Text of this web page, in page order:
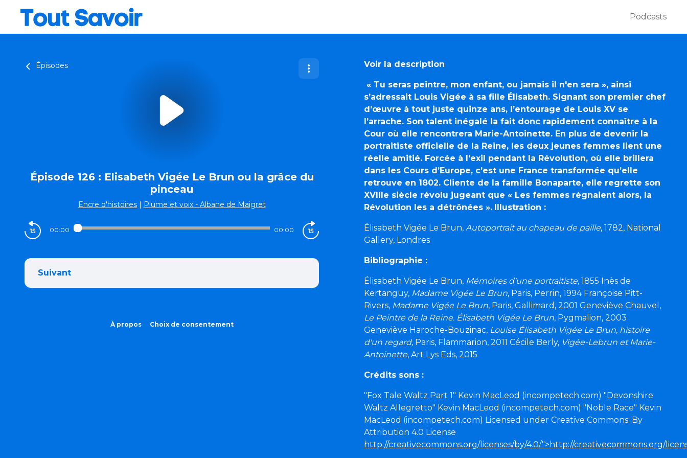
Podcasts
Épisodes
Épisode 126 : Elisabeth Vigée Le Brun ou la grâce du
pinceau
Encre d'histoires | Plume et voix - Albane de Maigret
00:00 00:00
Suivant
À propos Choix de consentement
Voir la description
« Tu seras peintre, mon enfant, ou jamais il n'en sera », ainsi
s’adressait Louis Vigée à sa fille Élisabeth. Signant son premier chef
d’œuvre à tout juste quinze ans, l’entourage de Louis XV se
l’arrache. Son talent inégalé la fait donc rapidement connaître à la
Cour où elle rencontrera Marie-Antoinette. En plus de devenir la
portraitiste officielle de la Reine, les deux jeunes femmes lient une
réelle amitié. Forcée à l’exil pendant la Révolution, où elle brillera
dans les Cours d’Europe, c’est une France transformée qu’elle
retrouve en 1802. Cliente de la famille Bonaparte, elle regrette son
XVIIIe siècle révolu jugeant que « Les femmes régnaient alors, la
Révolution les a détrônées ». Illustration :
Élisabeth Vigée Le Brun, Autoportrait au chapeau de paille, 1782, National
Gallery, Londres
Bibliographie :
Élisabeth Vigée Le Brun, Mémoires d'une portraitiste, 1855 Inès de
Kertanguy, Madame Vigée Le Brun, Paris, Perrin, 1994 Françoise Pitt-
Rivers, Madame Vigée Le Brun, Paris, Gallimard, 2001 Geneviève Chauvel,
Le Peintre de la Reine. Élisabeth Vigée Le Brun, Pygmalion, 2003
Geneviève Haroche-Bouzinac, Louise Élisabeth Vigée Le Brun, histoire
d'un regard, Paris, Flammarion, 2011 Cécile Berly, Vigée-Lebrun et Marie-
Antoinette, Art Lys Eds, 2015
Crédits sons :
"Fox Tale Waltz Part 1" Kevin MacLeod (incompetech.com) "Devonshire
Waltz Allegretto" Kevin MacLeod (incompetech.com) "Noble Race" Kevin
MacLeod (incompetech.com) Licensed under Creative Commons: By
Attribution 4.0 License
http://creativecommons.org/licenses/by/4.0/">http://creativecommons.org/